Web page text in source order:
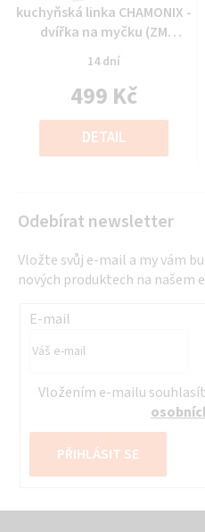
Průměrné
hodnocení
produktu
je
0,0
5
kuchyňská linka CHAMONIX -
dvířka na myčku (ZM
713x446)
14 dní
499 Kč
Měrná
cena:
DETAIL
Odebírat newsletter
Vložte svůj e-mail a my vám
nových produktech na našem
E-mail
Vložením e-mailu
PŘIHLÁSIT SE